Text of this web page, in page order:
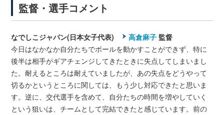
監督・選手コメント
なでしこジャパン(日本女子代表) 高倉麻子 監督
今日はなかなか自分たちでボールを動かすことができず、特に
後半は相手がギアチェンジしてきたときに失点してしまいまし
た。耐えるところは耐えていましたが、あの失点をどうやって
切るかというところに関しては、もう少し対応できたと思いま
す。逆に、交代選手を含めて、自分たちの時間を増やしていく
という狙いは、チームとして完結できたと感じています。前の